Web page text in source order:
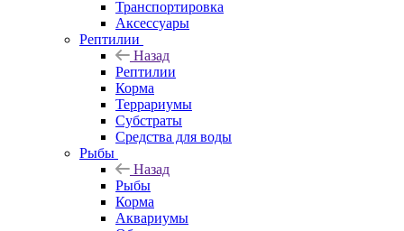
Транспортировка
Аксессуары
Рептилии
Назад
Рептилии
Корма
Террариумы
Субстраты
Средства для воды
Рыбы
Назад
Рыбы
Корма
Аквариумы